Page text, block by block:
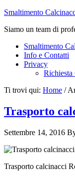
Smaltimento
Siamo un team di
Smaltimento
Info e Contatti
Privacy
Richiesta
Ti trovi qui: Home /
Trasporto
Settembre 14, 2016
Trasporto calcinacci